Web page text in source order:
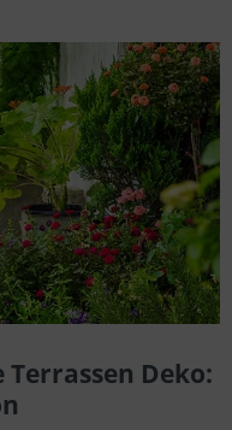
Deko: